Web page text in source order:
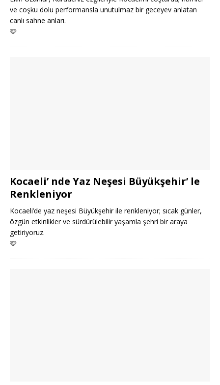
ve coşku dolu performansla unutulmaz bir geceyev anlatan
canlı sahne anları.
🩷
Kocaeli’ nde Yaz Neşesi Büyükşehir’ le
Renkleniyor
Kocaeli’de yaz neşesi Büyükşehir ile renkleniyor; sıcak günler,
özgün etkinlikler ve sürdürülebilir yaşamla şehri bir araya
getiriyoruz.
🩷